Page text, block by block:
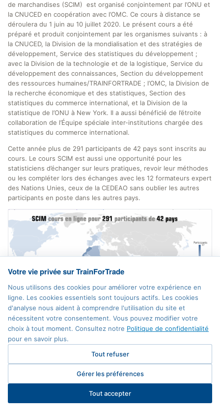
de marchandises (SCIM) est organisé conjointement par l’ONU et
la CNUCED en coopération avec l’OMC. Ce cours à distance se
déroulera du 1 juin au 10 juillet 2020. Le présent cours a été
préparé et produit conjointement par les organismes suivants : à
la CNUCED, la Division de la mondialisation et des stratégies de
développement, Service des statistiques du développement ;
avec la Division de la technologie et de la logistique, Service du
développement des connaissances, Section du développement
des ressources humaines/TRAINFORTRADE ; l’OMC, la Division de
la recherche économique et des statistiques, Section des
statistiques du commerce international, et la Division de la
statistique de l’ONU à New York. Il a aussi bénéficié de l’étroite
collaboration de l’Équipe spéciale inter-institutions chargée des
statistiques du commerce international.
Cette année plus de 291 participants de 42 pays sont inscrits au
cours. Le cours SCIM est aussi une opportunité pour les
statisticiens d’échanger sur leurs pratiques, revoir leur méthodes
ou les compléter lors des échanges avec les 12 formateurs expert
des Nations Unies, ceux de la CEDEAO sans oublier les autres
participants en poste dans les autres pays.
Cours en ligne TRAINFORTRADE « Statistiques du commerce
international de marchandises »
Votre vie privée sur TrainForTrade
Nous utilisons des cookies pour améliorer votre expérience en
ligne. Les cookies essentiels sont toujours actifs. Les cookies
d'analyse nous aident à comprendre l'utilisation du site et
nécessitent votre consentement. Vous pouvez modifier votre
choix à tout moment. Consultez notre Politique de confidentialité
pour en savoir plus.
Tout refuser
Gérer les préférences
Tout accepter